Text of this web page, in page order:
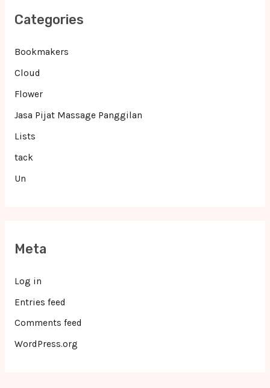
Categories
Bookmakers
Cloud
Flower
Jasa Pijat Massage Panggilan
Lists
tack
Un
Meta
Log in
Entries feed
Comments feed
WordPress.org